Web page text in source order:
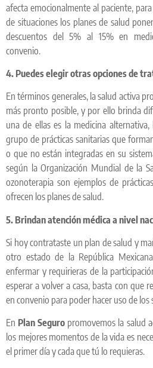
afecta emocionalmente al paciente,
de situaciones los planes de salud
descuentos del 5% al 15% en
convenio.
4. Puedes elegir otras opciones de
En términos generales, la salud activa
más pronto posible, y por ello brinda
una de ellas es la medicina
grupo de prácticas sanitarias que
o que no están integradas en su
según la Organización Mundial de la
ozonoterapia son ejemplos de
ofrecen los planes de salud.
5. Brindan atención médica a nivel
Si hoy contrataste un plan de salud y
otro estado de la República
enfermar y requirieras de la
esperar a volver a casa, basta con que
en convenio para poder hacer uso de
En Plan Seguro promovemos la salud
los mejores momentos de la vida es
el primer día y cada que tú lo requieras.